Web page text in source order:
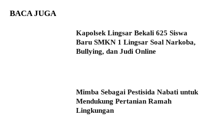
BACA JUGA
Kapolsek Lingsar Bekali 625 Siswa
Baru SMKN 1 Lingsar Soal Narkoba,
Bullying, dan Judi Online
Mimba Sebagai Pestisida Nabati untuk
Mendukung Pertanian Ramah
Lingkungan